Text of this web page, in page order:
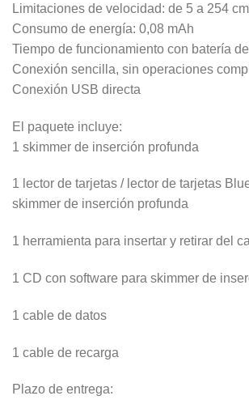
Limitaciones de velocidad: de 5 a 254
Consumo de energía: 0,08 mAh
Tiempo de funcionamiento con batería
Conexión sencilla, sin operaciones
Conexión USB directa
El paquete incluye:
1 skimmer de inserción profunda
1 lector de tarjetas / lector de tarjetas
skimmer de inserción profunda
1 herramienta para insertar y retirar del
1 CD con software para skimmer de
1 cable de datos
1 cable de recarga
Plazo de entrega: